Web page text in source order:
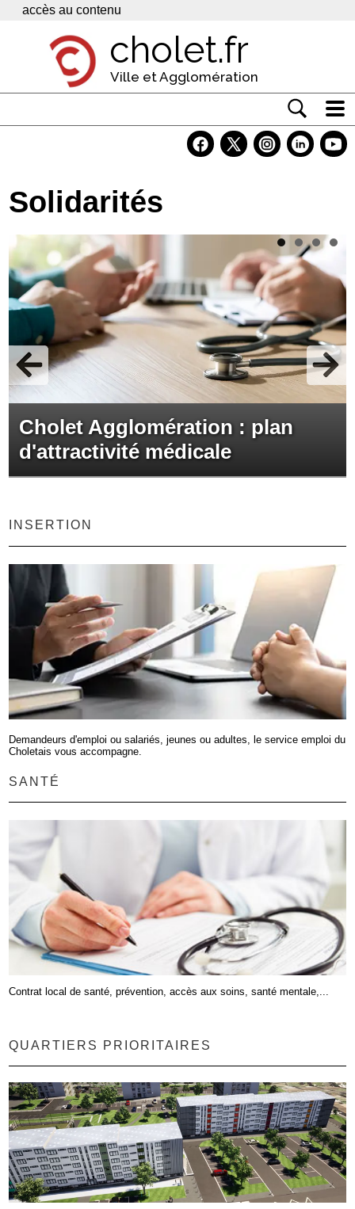
Panneau de gestion des cookies
accès au contenu
cholet.fr
Ville et Agglomération
Economie
Services
Contacts
Solidarités
Cholet Agglomération : plan
d'attractivité médicale
INSERTION
Demandeurs d'emploi ou salariés, jeunes ou adultes, le service emploi du
Choletais vous accompagne.
SANTÉ
Contrat local de santé, prévention, accès aux soins, santé mentale,...
QUARTIERS PRIORITAIRES